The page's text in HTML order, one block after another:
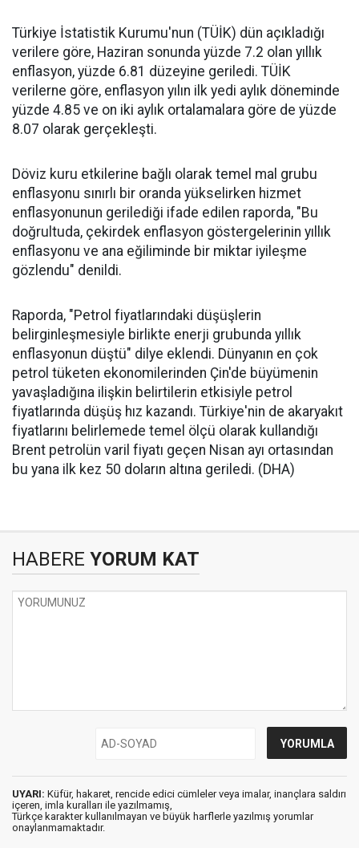
Türkiye İstatistik Kurumu'nun (TÜİK) dün açıkladığı
verilere göre, Haziran sonunda yüzde 7.2 olan yıllık
enflasyon, yüzde 6.81 düzeyine geriledi. TÜİK
verilerne göre, enflasyon yılın ilk yedi aylık döneminde
yüzde 4.85 ve on iki aylık ortalamalara göre de yüzde
8.07 olarak gerçekleşti.
Döviz kuru etkilerine bağlı olarak temel mal grubu
enflasyonu sınırlı bir oranda yükselirken hizmet
enflasyonunun gerilediği ifade edilen raporda, "Bu
doğrultuda, çekirdek enflasyon göstergelerinin yıllık
enflasyonu ve ana eğiliminde bir miktar iyileşme
gözlendu" denildi.
Raporda, "Petrol fiyatlarındaki düşüşlerin
belirginleşmesiyle birlikte enerji grubunda yıllık
enflasyonun düştü" dilye eklendi. Dünyanın en çok
petrol tüketen ekonomilerinden Çin'de büyümenin
yavaşladığına ilişkin belirtilerin etkisiyle petrol
fiyatlarında düşüş hız kazandı. Türkiye'nin de akaryakıt
fiyatlarını belirlemede temel ölçü olarak kullandığı
Brent petrolün varil fiyatı geçen Nisan ayı ortasından
bu yana ilk kez 50 doların altına geriledi. (DHA)
HABERE YORUM KAT
UYARI: Küfür, hakaret, rencide edici cümleler veya imalar, inançlara saldırı
içeren, imla kuralları ile yazılmamış,
Türkçe karakter kullanılmayan ve büyük harflerle yazılmış yorumlar
onaylanmamaktadır.